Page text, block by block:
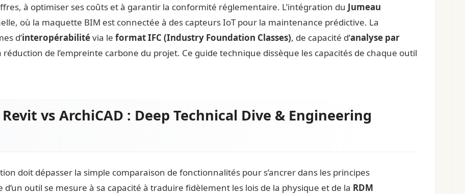
à optimiser ses coûts et à garantir la conformité réglementaire. L’intégration du Jumeau
où la maquette BIM est connectée à des capteurs IoT pour la maintenance prédictive. La
d’interopérabilitévia le format IFC (Industry Foundation Classes), de capacité d’analyse par
de l’empreinte carbone du projet. Ce guide technique dissèque les capacités de chaque outil
vs ArchiCAD : Deep Technical Dive & Engineering
doit dépasser la simple comparaison de fonctionnalités pour s’ancrer dans les principes
outil se mesure à sa capacité à traduire fidèlement les lois de la physique et de la RDM